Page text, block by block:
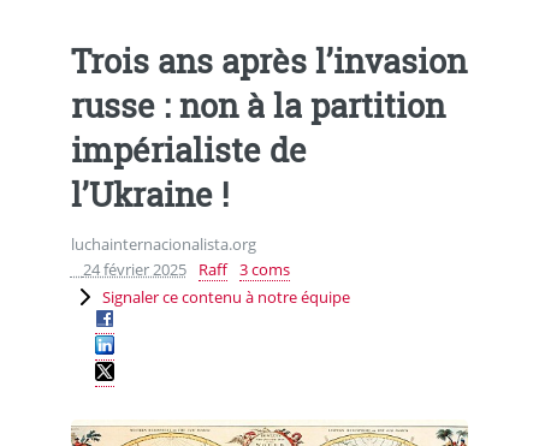
Trois ans après l’invasion
russe : non à la partition
impérialiste de
l’Ukraine !
luchainternacionalista.org
24 février 2025
Raff 3 coms
Signaler ce contenu à notre équipe